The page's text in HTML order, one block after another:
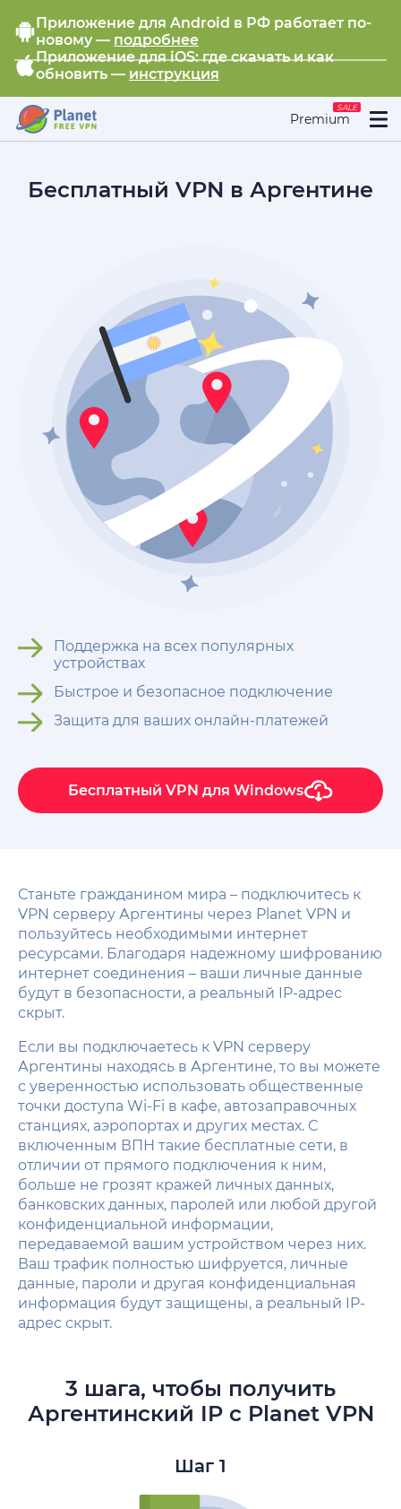
Приложение для Android в РФ работает по-
новому — подробнее
Приложение для iOS: где скачать и как
обновить — инструкция
Premium
SALE
Бесплатный VPN в Аргентине
Поддержка на всех популярных
устройствах
Быстрое и безопасное подключение
Защита для ваших онлайн-платежей
Бесплатный VPN для Windows
Станьте гражданином мира – подключитесь к
VPN серверу Аргентины через Planet VPN и
пользуйтесь необходимыми интернет
ресурсами. Благодаря надежному шифрованию
интернет соединения – ваши личные данные
будут в безопасности, а реальный IP-адрес
скрыт.
Если вы подключаетесь к VPN серверу
Аргентины находясь в Аргентине, то вы можете
с уверенностью использовать общественные
точки доступа Wi-Fi в кафе, автозаправочных
станциях, аэропортах и других местах. С
включенным ВПН такие бесплатные сети, в
отличии от прямого подключения к ним,
больше не грозят кражей личных данных,
банковских данных, паролей или любой другой
конфиденциальной информации,
передаваемой вашим устройством через них.
Ваш трафик полностью шифруется, личные
данные, пароли и другая конфиденциальная
информация будут защищены, а реальный IP-
адрес скрыт.
3 шага, чтобы получить
Аргентинский IP с Planet VPN
Шаг 1